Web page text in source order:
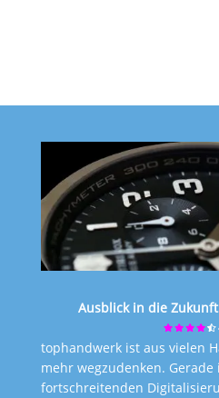
Ausblick in die
tophandwerk ist aus vielen
mehr wegzudenken.
fortschreitenden